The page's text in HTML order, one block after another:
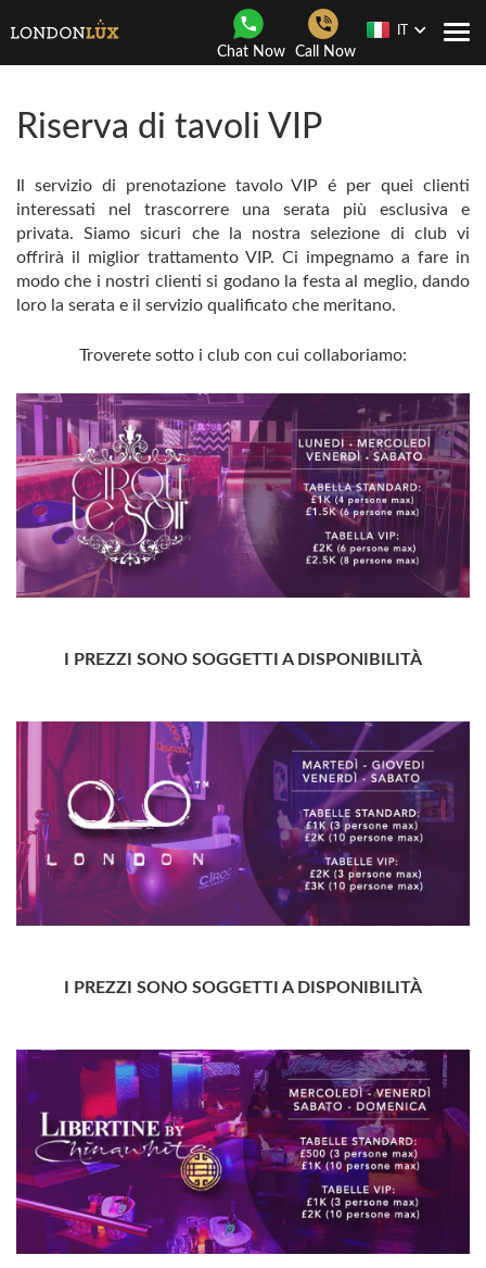
Chat Now Call Now
Riserva di tavoli VIP
Il servizio di prenotazione tavolo VIP é per quei clienti
interessati nel trascorrere una serata più esclusiva e
privata. Siamo sicuri che la nostra selezione di club vi
offrirà il miglior trattamento VIP. Ci impegnamo a fare in
modo che i nostri clienti si godano la festa al meglio, dando
loro la serata e il servizio qualificato che meritano.
Troverete sotto i club con cui collaboriamo:
I PREZZI SONO SOGGETTI A DISPONIBILITÀ
I PREZZI SONO SOGGETTI A DISPONIBILITÀ